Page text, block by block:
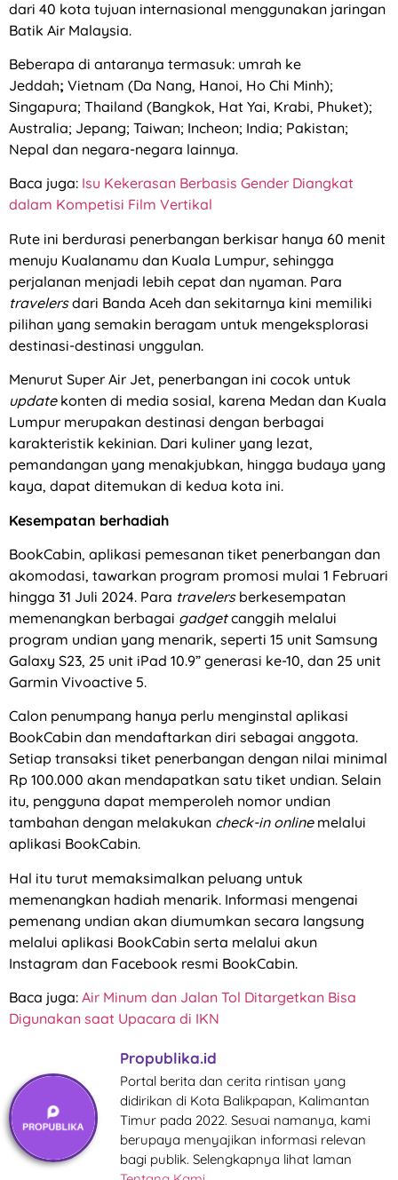
dari 40 kota tujuan internasional menggunakan jaringan
Batik Air Malaysia.
Beberapa di antaranya termasuk: umrah ke
Jeddah; Vietnam (Da Nang, Hanoi, Ho Chi Minh);
Singapura; Thailand (Bangkok, Hat Yai, Krabi, Phuket);
Australia; Jepang; Taiwan; Incheon; India; Pakistan;
Nepal dan negara-negara lainnya.
Baca juga: Isu Kekerasan Berbasis Gender Diangkat
dalam Kompetisi Film Vertikal
Rute ini berdurasi penerbangan berkisar hanya 60 menit
menuju Kualanamu dan Kuala Lumpur, sehingga
perjalanan menjadi lebih cepat dan nyaman. Para
travelersdari Banda Aceh dan sekitarnya kini memiliki
pilihan yang semakin beragam untuk mengeksplorasi
destinasi-destinasi unggulan.
Menurut Super Air Jet, penerbangan ini cocok untuk
updatekonten di media sosial, karena Medan dan Kuala
Lumpur merupakan destinasi dengan berbagai
karakteristik kekinian. Dari kuliner yang lezat,
pemandangan yang menakjubkan, hingga budaya yang
kaya, dapat ditemukan di kedua kota ini.
Kesempatan berhadiah
BookCabin, aplikasi pemesanan tiket penerbangan dan
akomodasi, tawarkan program promosi mulai 1 Februari
hingga 31 Juli 2024. Para travelers berkesempatan
memenangkan berbagai gadgetcanggih melalui
program undian yang menarik, seperti 15 unit Samsung
Galaxy S23, 25 unit iPad 10.9” generasi ke-10, dan 25 unit
Garmin Vivoactive 5.
Calon penumpang hanya perlu menginstal aplikasi
BookCabin dan mendaftarkan diri sebagai anggota.
Setiap transaksi tiket penerbangan dengan nilai minimal
Rp 100.000 akan mendapatkan satu tiket undian. Selain
itu, pengguna dapat memperoleh nomor undian
tambahan dengan melakukan check-in onlinemelalui
aplikasi BookCabin.
Hal itu turut memaksimalkan peluang untuk
memenangkan hadiah menarik. Informasi mengenai
pemenang undian akan diumumkan secara langsung
melalui aplikasi BookCabin serta melalui akun
Instagram dan Facebook resmi BookCabin.
Baca juga: Air Minum dan Jalan Tol Ditargetkan Bisa
Digunakan saat Upacara di IKN
Propublika.id
Portal berita dan cerita rintisan yang
didirikan di Kota Balikpapan, Kalimantan
Timur pada 2022. Sesuai namanya, kami
berupaya menyajikan informasi relevan
bagi publik. Selengkapnya lihat laman